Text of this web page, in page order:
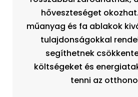
hőveszteséget
műanyag és fa ablakok
tulajdonságokkal
segíthetnek
költségeket és
tenni az